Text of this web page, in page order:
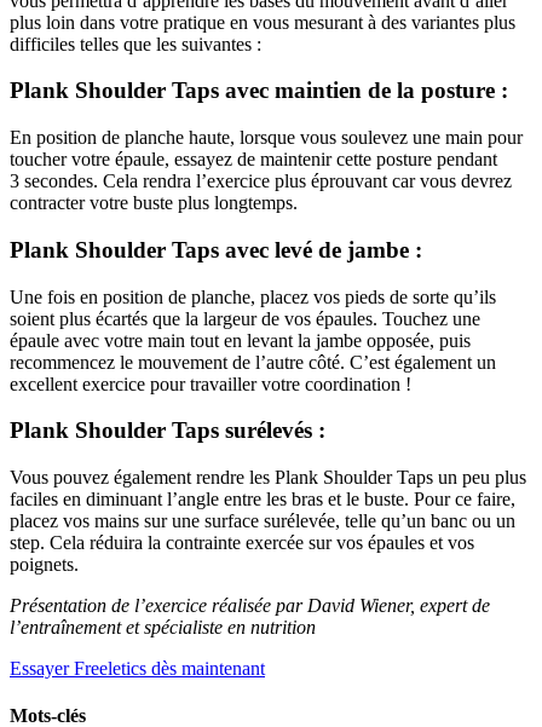
plus loin dans votre pratique en vous mesurant à des variantes plus
difficiles telles que les suivantes :
Plank Shoulder Taps avec maintien de la posture :
En position de planche haute, lorsque vous soulevez une main pour
toucher votre épaule, essayez de maintenir cette posture pendant
3 secondes. Cela rendra l’exercice plus éprouvant car vous devrez
contracter votre buste plus longtemps.
Plank Shoulder Taps avec levé de jambe :
Une fois en position de planche, placez vos pieds de sorte qu’ils
soient plus écartés que la largeur de vos épaules. Touchez une
épaule avec votre main tout en levant la jambe opposée, puis
recommencez le mouvement de l’autre côté. C’est également un
excellent exercice pour travailler votre coordination !
Plank Shoulder Taps surélevés :
Vous pouvez également rendre les Plank Shoulder Taps un peu plus
faciles en diminuant l’angle entre les bras et le buste. Pour ce faire,
placez vos mains sur une surface surélevée, telle qu’un banc ou un
step. Cela réduira la contrainte exercée sur vos épaules et vos
poignets.
Présentation de l’exercice réalisée par David Wiener, expert de
l’entraînement et spécialiste en nutrition
Essayer Freeletics dès maintenant
Mots-clés